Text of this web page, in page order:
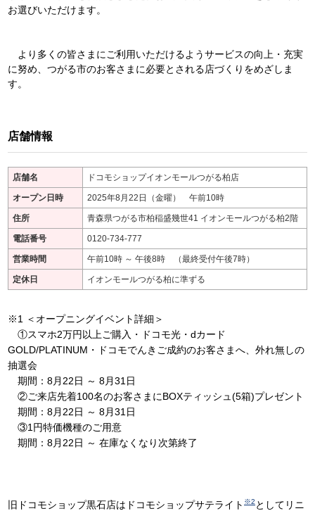
お選びいただけます。
より多くの皆さまにご利用いただけるようサービスの向上・充実
に努め、つがる市のお客さまに必要とされる店づくりをめざしま
す。
店舗情報
店舗名 ドコモショップイオンモールつがる柏店
オープン日時 2025年8月22日（金曜） 午前10時
住所 青森県つがる市柏稲盛幾世41 イオンモールつがる柏2階
電話番号 0120-734-777
営業時間 午前10時 ～ 午後8時 （最終受付午後7時）
定休日 イオンモールつがる柏に準ずる
※1 ＜オープニングイベント詳細＞
①スマホ2万円以上ご購入・ドコモ光・dカード
GOLD/PLATINUM・ドコモでんきご成約のお客さまへ、外れ無しの
抽選会
期間：8月22日 ～ 8月31日
②ご来店先着100名のお客さまにBOXティッシュ(5箱)プレゼント
期間：8月22日 ～ 8月31日
③1円特価機種のご用意
期間：8月22日 ～ 在庫なくなり次第終了
旧ドコモショップ黒石店はドコモショップサテライト ※2 としてリニ